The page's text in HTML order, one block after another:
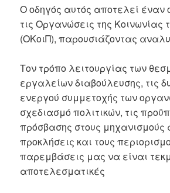
Ο οδηγός αυτός αποτελεί έναν
τις Οργανώσεις της Κοινωνίας
(ΟΚοιΠ), παρουσιάζοντας
Τον τρόπο λειτουργίας των
εργαλείων διαβούλευσης, τις
ενεργού συμμετοχής των
σχεδιασμό πολιτικών, τις
πρόσβασης στους μηχανισμούς
προκλήσεις και τους
παρεμβάσεις μας να είναι
αποτελεσματικές